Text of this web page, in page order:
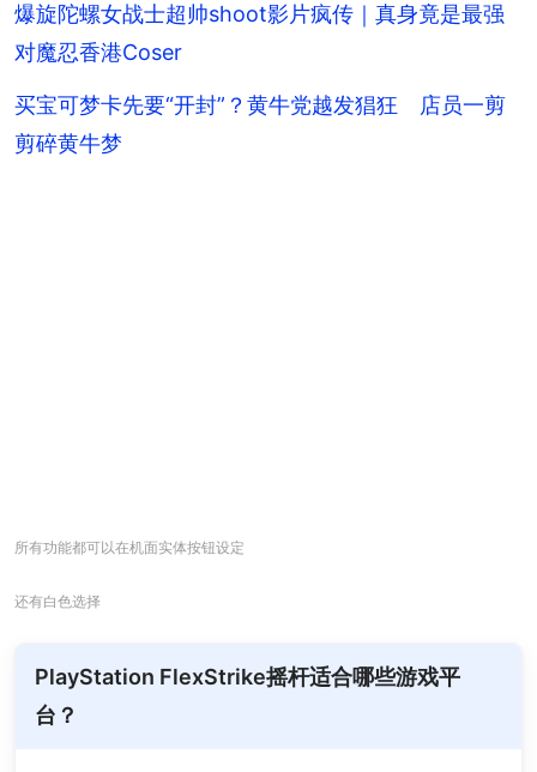
爆旋陀螺女战士超帅shoot影片疯传｜真身竟是最强
对魔忍香港Coser
买宝可梦卡先要“开封”？黄牛党越发猖狂 店员一剪
剪碎黄牛梦
所有功能都可以在机面实体按钮设定
还有白色选择
PlayStation FlexStrike摇杆适合哪些游戏平
台？